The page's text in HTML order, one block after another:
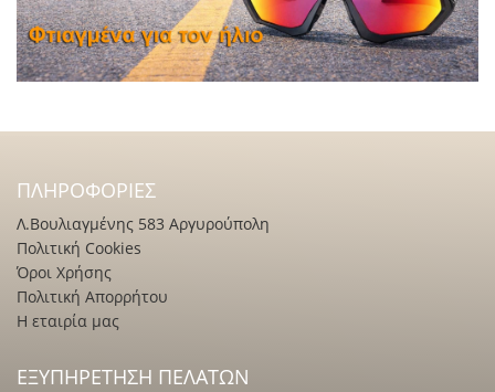
ΠΛΗΡΟΦΟΡΊΕΣ
Λ.Βουλιαγμένης 583 Αργυρούπολη
Πολιτική Cookies
Όροι Χρήσης
Πολιτική Απορρήτου
Η εταιρία μας
ΕΞΥΠΗΡΈΤΗΣΗ ΠΕΛΑΤΏΝ